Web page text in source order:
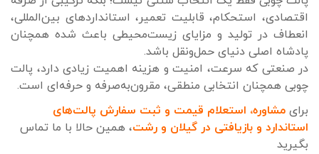
اقتصادی، استحکام، قابلیت تعمیر، استانداردهای بین‌المللی،
انعطاف در تولید و مزایای زیست‌محیطی باعث شده همچنان
پادشاه اصلی دنیای حمل‌ونقل باشد.
در صنعتی که سرعت، امنیت و هزینه اهمیت زیادی دارد، پالت
چوبی همچنان انتخابی منطقی، مقرون‌به‌صرفه و حرفه‌ای است.
برای مشاوره، استعلام قیمت و ثبت سفارش پالت‌های
استاندارد و بازیافتی در گیلان و رشت، همین حالا با ما تماس
بگیرید